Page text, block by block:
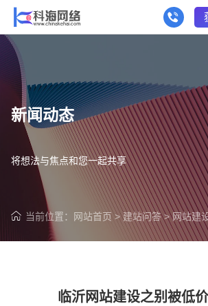
新闻动态
将想法与焦点和您一起共享
当前位置： 网站首页 >建站问答>网站建
临沂网站建设之别被低